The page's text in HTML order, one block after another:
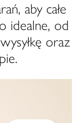
aby całe
idealne, od
oraz